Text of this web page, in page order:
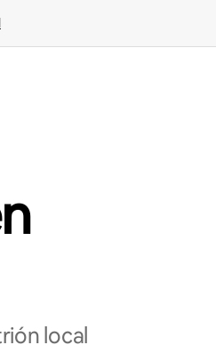
local